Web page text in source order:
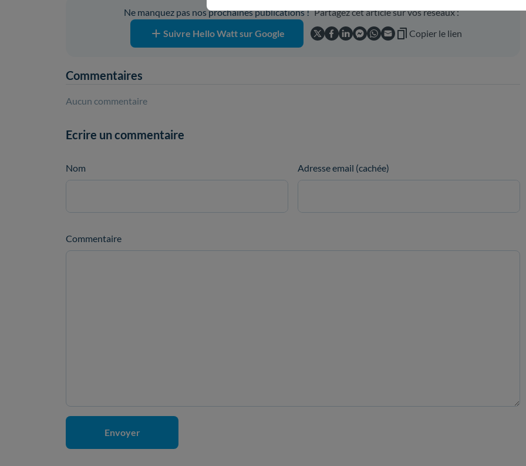
Ne manquez pas nos prochaines publications !
Suivre Hello Watt sur Google
Partagez cet article sur vos réseaux :
Copier le lien
Commentaires
Aucun commentaire
Ecrire un commentaire
Nom Adresse email (cachée)
Commentaire